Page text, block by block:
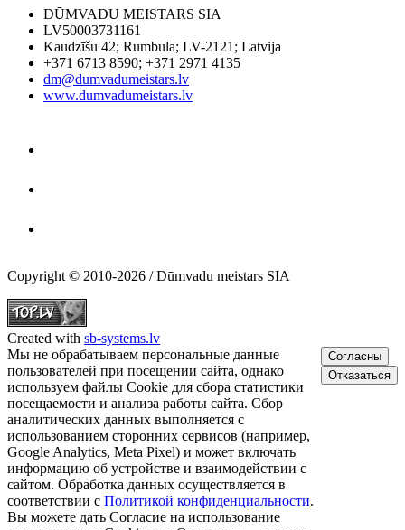
DŪMVADU MEISTARS SIA
LV50003731161
Kaudzīšu 42; Rumbula; LV-2121 ; Latvija
+371 6713 8590; +371 2971 4135
dm@dumvadumeistars.lv
www.dumvadumeistars.lv
Copyright © 2010-2026 / Dūmvadu meistars SIA
Created with sb-systems.lv
Мы не обрабатываем персональные данные
пользователей при посещении сайта, однако
используем файлы Cookie для сбора статистики
посещаемости и анализа работы сайта. Сбор
аналитических данных выполняется с
использованием сторонних сервисов (например,
Google Analytics, Meta Pixel) и может включать
информацию об устройстве и взаимодействии с
сайтом. Обработка данных осуществляется в
соответствии с Политикой конфиденциальности.
Вы можете дать Согласие на использование
Согласны
Отказаться